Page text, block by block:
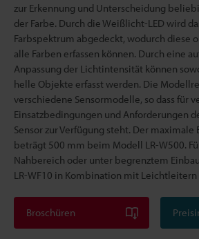
zur Erkennung und Unterscheidung
der Farbe. Durch die Weißlicht-LED wird
Farbspektrum abgedeckt, wodurch diese
alle Farben erfassen können. Durch eine
Anpassung der Lichtintensität können
helle Objekte erfasst werden. Die
verschiedene Sensormodelle, so dass für
Einsatzbedingungen und Anforderungen
Sensor zur Verfügung steht. Der maximale
beträgt 500 mm beim Modell LR-W500.
Nahbereich oder unter begrenztem
LR-WF10 in Kombination mit
Broschüren